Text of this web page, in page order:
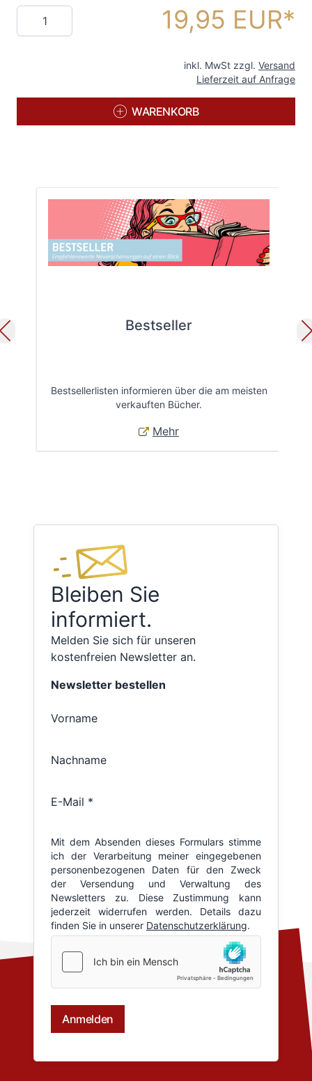
Menge 19,95 EUR
inkl. MwSt zzgl. Versand
Lieferzeit auf Anfrage
WARENKORB
Bestseller
Bestsellerlisten informieren über die am meisten
verkauften Bücher.
Mehr
Bleiben Sie
informiert.
Melden Sie sich für unseren
kostenfreien Newsletter an.